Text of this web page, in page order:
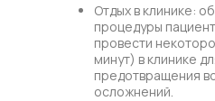
Отдых в клинике:
процедуры
провести
минут) в клинике
предотвращения
осложнений.